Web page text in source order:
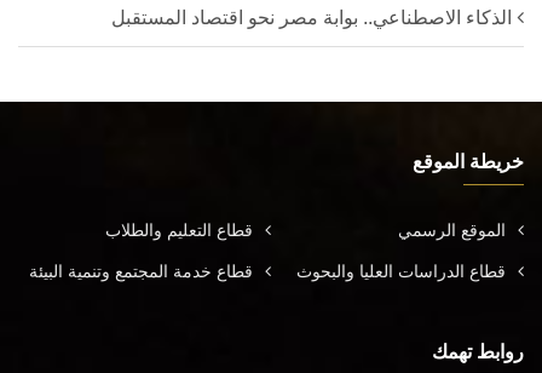
الذكاء الاصطناعي.. بوابة مصر نحو اقتصاد المستقبل
خريطة الموقع
الموقع الرسمي قطاع التعليم والطلاب
قطاع الدراسات العليا والبحوث قطاع خدمة المجتمع وتنمية البيئة
روابط تهمك